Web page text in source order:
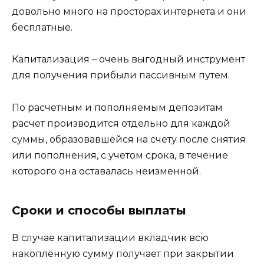
довольно много на просторах интернета и они
бесплатные.
Капитализация – очень выгодный инструмент
для получения прибыли пассивным путем.
По расчетным и пополняемым депозитам
расчет производится отдельно для каждой
суммы, образовавшейся на счету после снятия
или пополнения, с учетом срока, в течение
которого она оставалась неизменной.
Сроки и способы выплаты
В случае капитализации вкладчик всю
накопленную сумму получает при закрытии